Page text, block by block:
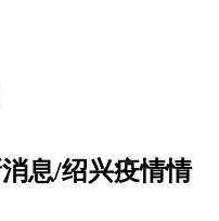
息/绍兴疫情情